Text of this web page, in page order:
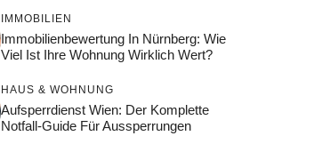
IMMOBILIEN
Immobilienbewertung In Nürnberg: Wie
Viel Ist Ihre Wohnung Wirklich Wert?
HAUS & WOHNUNG
Aufsperrdienst Wien: Der Komplette
Notfall-Guide Für Aussperrungen